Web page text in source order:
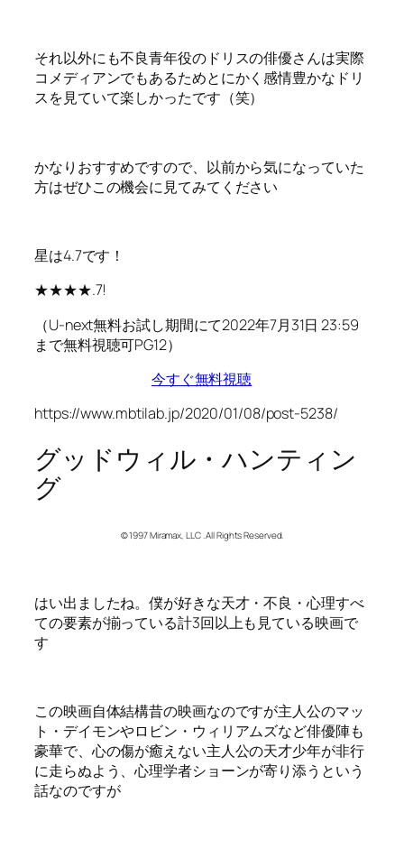
それ以外にも不良青年役のドリスの俳優さんは実際
コメディアンでもあるためとにかく感情豊かなドリ
スを見ていて楽しかったです（笑）
かなりおすすめですので、以前から気になっていた
方はぜひこの機会に見てみてください
星は4.7です！
★★★★.7!
（U-next無料お試し期間にて2022年7月31日 23:59
まで無料視聴可PG12）
今すぐ無料視聴
https://www.mbtilab.jp/2020/01/08/post-5238/
グッドウィル・ハンティン
グ
© 1997 Miramax, LLC . All Rights Reserved.
はい出ましたね。僕が好きな天才・不良・心理すべ
ての要素が揃っている計3回以上も見ている映画で
す
この映画自体結構昔の映画なのですが主人公のマッ
ト・デイモンやロビン・ウィリアムズなど俳優陣も
豪華で、心の傷が癒えない主人公の天才少年が非行
に走らぬよう、心理学者ショーンが寄り添うという
話なのですが